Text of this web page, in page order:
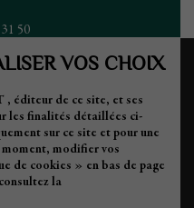
50
(pour les privatisations
VOS CHOIX
éditeur de ce site, et ses
les finalités détaillées ci-
sur ce site et pour une
moment, modifier vos
de cookies » en bas de page
la